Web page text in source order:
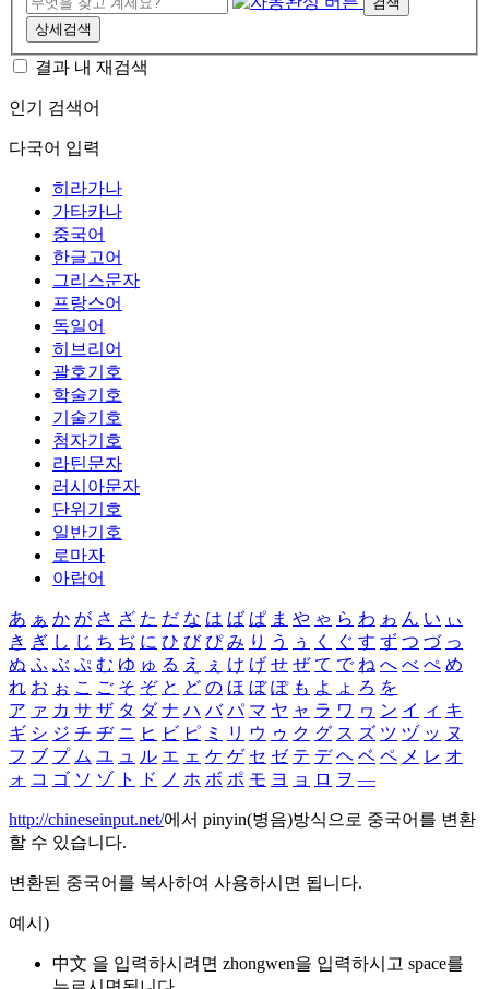
상세검색
결과 내 재검색
인기 검색어
다국어 입력
히라가나
가타카나
중국어
한글고어
그리스문자
프랑스어
독일어
히브리어
괄호기호
학술기호
기술기호
첨자기호
라틴문자
러시아문자
단위기호
일반기호
로마자
아랍어
あ ぁ か が さ ざ た だ な は ば ぱ ま や ゃ ら わ ゎ ん い ぃ
き ぎ し じ ち ぢ に ひ び ぴ み り う ぅ く ぐ す ず つ づ っ
ぬ ふ ぶ ぷ む ゆ ゅ る え ぇ け げ せ ぜ て で ね へ べ ぺ め
れ お ぉ こ ご そ ぞ と ど の ほ ぼ ぽ も よ ょ ろ を
ア ァ カ サ ザ タ ダ ナ ハ バ パ マ ヤ ャ ラ ワ ヮ ン イ ィ キ
ギ シ ジ チ ヂ ニ ヒ ビ ピ ミ リ ウ ゥ ク グ ス ズ ツ ヅ ッ ヌ
フ ブ プ ム ユ ュ ル エ ェ ケ ゲ セ ゼ テ デ ヘ ベ ペ メ レ オ
ォ コ ゴ ソ ゾ ト ド ノ ホ ボ ポ モ ヨ ョ ロ ヲ ―
http://chineseinput.net/에서 pinyin(병음)방식으로 중국어를 변환
할 수 있습니다.
변환된 중국어를 복사하여 사용하시면 됩니다.
예시)
中文 을 입력하시려면 zhongwen을 입력하시고 space를